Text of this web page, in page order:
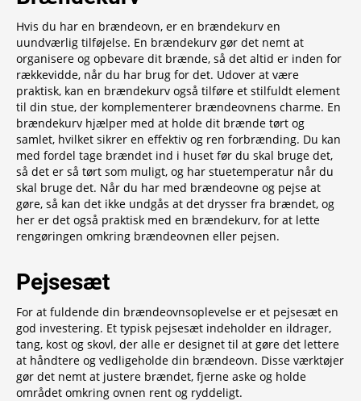
Hvis du har en brændeovn, er en brændekurv en
uundværlig tilføjelse. En brændekurv gør det nemt at
organisere og opbevare dit brænde, så det altid er inden for
rækkevidde, når du har brug for det. Udover at være
praktisk, kan en brændekurv også tilføre et stilfuldt element
til din stue, der komplementerer brændeovnens charme. En
brændekurv hjælper med at holde dit brænde tørt og
samlet, hvilket sikrer en effektiv og ren forbrænding. Du kan
med fordel tage brændet ind i huset før du skal bruge det,
så det er så tørt som muligt, og har stuetemperatur når du
skal bruge det. Når du har med brændeovne og pejse at
gøre, så kan det ikke undgås at det drysser fra brændet, og
her er det også praktisk med en brændekurv, for at lette
rengøringen omkring brændeovnen eller pejsen.
Pejsesæt
For at fuldende din brændeovnsoplevelse er et pejsesæt en
god investering. Et typisk pejsesæt indeholder en ildrager,
tang, kost og skovl, der alle er designet til at gøre det lettere
at håndtere og vedligeholde din brændeovn. Disse værktøjer
gør det nemt at justere brændet, fjerne aske og holde
området omkring ovnen rent og ryddeligt.